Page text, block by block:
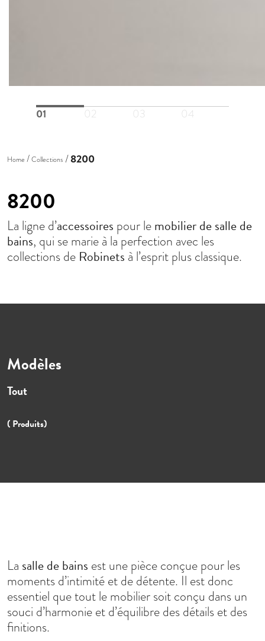
01 02 03 04
Home Collections 8200
8200
La ligne d’accessoires pour lemobilier de salle de
bains, qui se marie à la perfection avec les
collections de Robinets à l’esprit plus classique.
Modèles
Tout
( Produits)
La salle de bains est une pièce conçue pour les
moments d’intimité et de détente. Il est donc
essentiel que tout le mobilier soit conçu dans un
souci d’harmonie et d’équilibre des détails et des
finitions.